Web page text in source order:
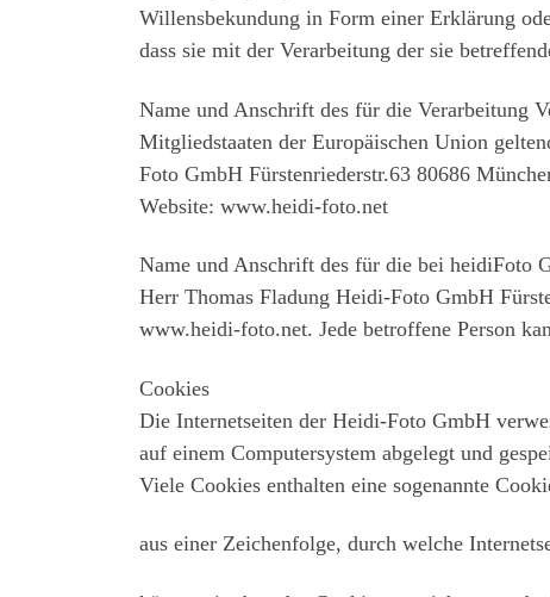
Willensbekundung in Form einer Erklärung
dass sie mit der Verarbeitung der sie
Name und Anschrift des für die Verarbeitung
Mitgliedstaaten der Europäischen Union
Foto GmbH Fürstenriederstr.63 80686
Website: www.heidi-foto.net
Name und Anschrift des für die bei heidiFoto
Herr Thomas Fladung Heidi-Foto GmbH
www.heidi-foto.net. Jede betroffene Person
Cookies
Die Internetseiten der Heidi-Foto GmbH
auf einem Computersystem abgelegt und
Viele Cookies enthalten eine sogenannte
aus einer Zeichenfolge, durch welche